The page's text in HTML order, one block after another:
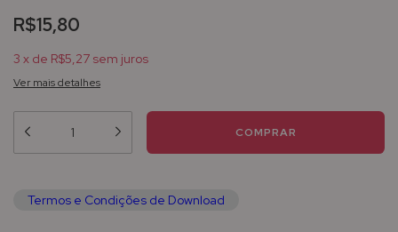
R$15,80
3 x de R$5,27 sem juros
Ver mais detalhes
Termos e Condições de Download